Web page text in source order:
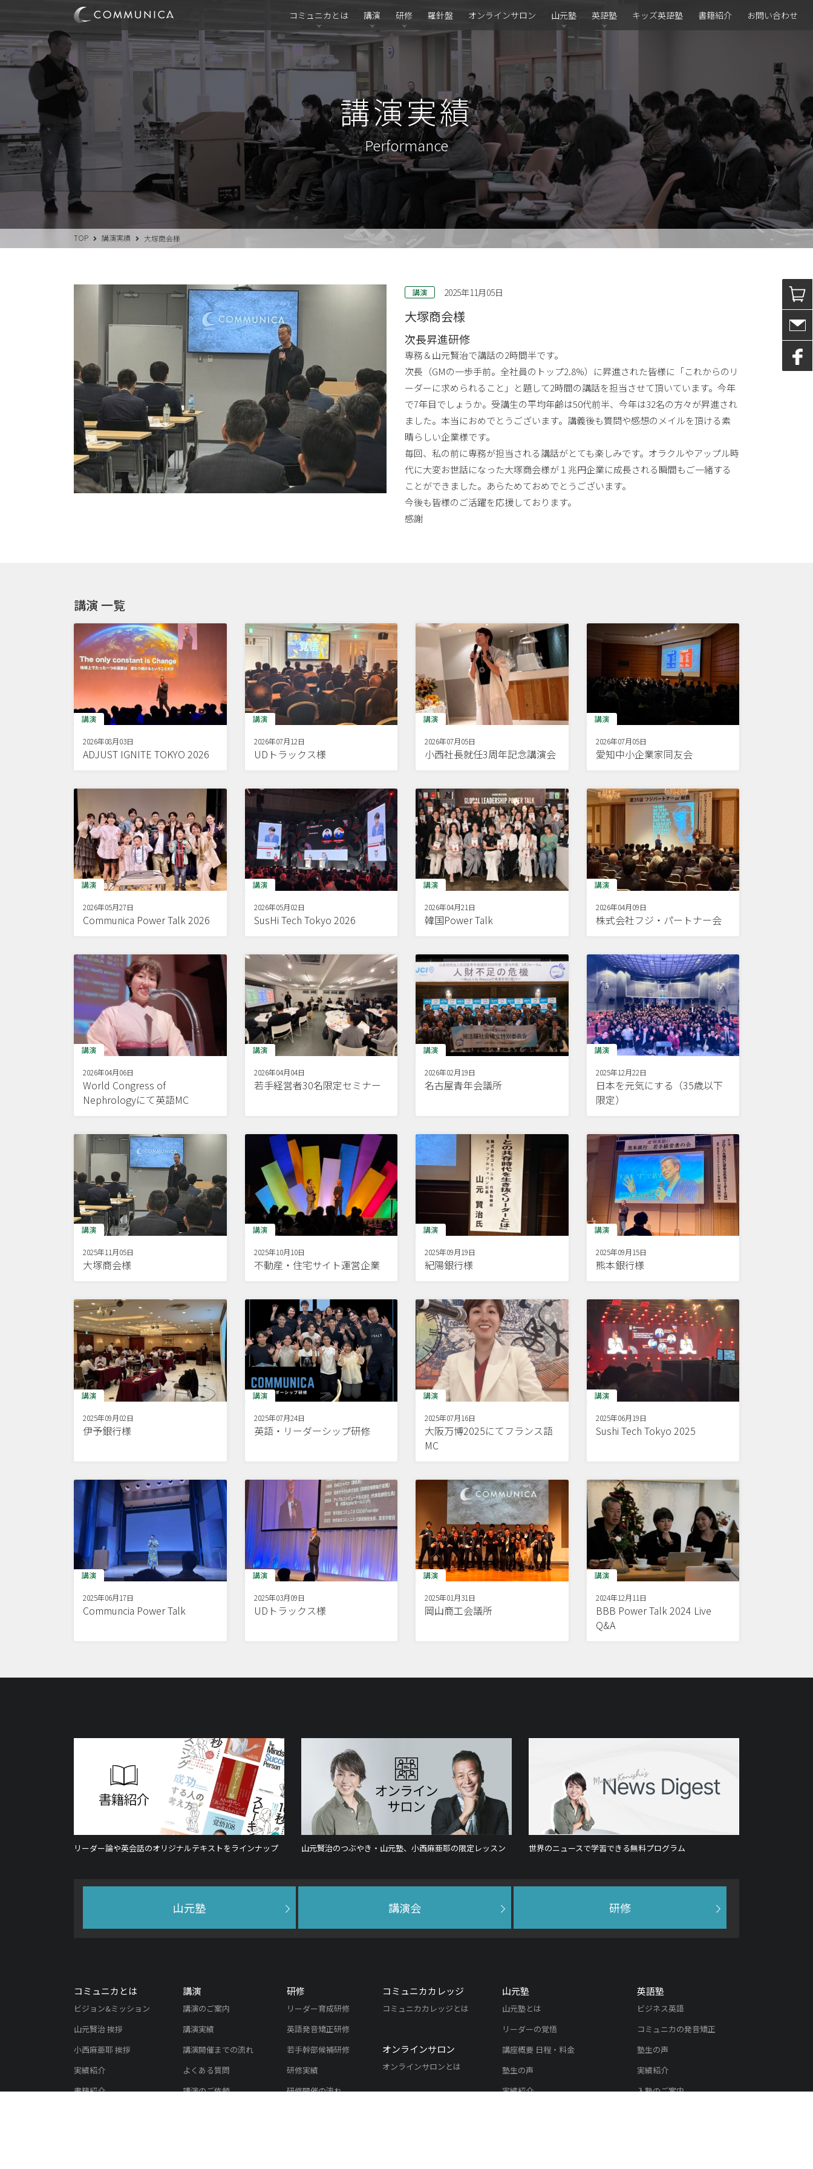
コミュニカとは 講演 研修 羅針盤 オンラインサロン 山元塾 英語塾 キッズ英語塾 書籍紹介 お問い合わせ
講演実績
Performance
TOP 講演実績 大塚商会様
講演 2025年11月05日
大塚商会様
次長昇進研修
専務＆山元賢治で講話の2時間半です。
次長（GMの一歩手前。全社員のトップ2.8%）に昇進された皆様に「これからのリ
ーダーに求められること」と題して2時間の講話を担当させて頂いています。今年
で7年目でしょうか。受講生の平均年齢は50代前半、今年は32名の方々が昇進され
ました。本当におめでとうございます。講義後も質問や感想のメイルを頂ける素
晴らしい企業様です。
毎回、私の前に専務が担当される講話がとても楽しみです。オラクルやアップル時
代に大変お世話になった大塚商会様が１兆円企業に成長される瞬間もご一緒する
ことができました。あらためておめでとうございます。
今後も皆様のご活躍を応援しております。
感謝
講演 一覧
講演
2026年08月03日
ADJUST IGNITE TOKYO 2026
講演
2026年07月12日
UDトラックス様
講演
2026年07月05日
小西社長就任3周年記念講演会
講演
2026年07月05日
愛知中小企業家同友会
講演
2026年05月27日
Communica Power Talk 2026
講演
2026年05月02日
SusHi Tech Tokyo 2026
講演
2026年04月21日
韓国Power Talk
講演
2026年04月09日
株式会社フジ・パートナー会
講演
2026年04月06日
World Congress of
Nephrologyにて英語MC
講演
2026年04月04日
若手経営者30名限定セミナー
講演
2026年02月19日
名古屋青年会議所
講演
2025年12月22日
日本を元気にする（35歳以下
限定）
講演
2025年11月05日
大塚商会様
講演
2025年10月10日
不動産・住宅サイト運営企業
講演
2025年09月19日
紀陽銀行様
講演
2025年09月15日
熊本銀行様
講演
2025年09月02日
伊予銀行様
講演
2025年07月24日
英語・リーダーシップ研修
講演
2025年07月16日
大阪万博2025にてフランス語
MC
講演
2025年06月19日
Sushi Tech Tokyo 2025
講演
2025年06月17日
Communcia Power Talk
講演
2025年03月09日
UDトラックス様
講演
2025年01月31日
岡山商工会議所
講演
2024年12月11日
BBB Power Talk 2024 Live
Q&A
リーダー論や英会話のオリジナルテキストをラインナップ 山元賢治のつぶやき・山元塾、小西麻亜耶の限定レッスン 世界のニュースで学習できる無料プログラム
山元塾 講演会 研修
コミュニカとは
ビジョン&ミッション
山元賢治 挨拶
小西麻亜耶 挨拶
実績紹介
書籍紹介
講演
講演のご案内
講演実績
講演開催までの流れ
よくある質問
講演のご依頼
研修
リーダー育成研修
英語発音矯正研修
若手幹部候補研修
研修実績
研修開催の流れ
コミュニカカレッジ
コミュニカカレッジとは
オンラインサロン
オンラインサロンとは
山元塾
山元塾とは
リーダーの覚悟
講座概要 日程・料金
塾生の声
実績紹介
英語塾
ビジネス英語
コミュニカの発音矯正
塾生の声
実績紹介
入塾のご案内